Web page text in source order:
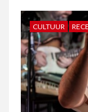
CULTUUR